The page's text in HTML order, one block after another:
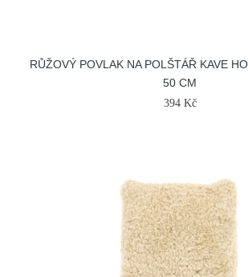
RŮŽOVÝ POVLAK NA POLŠTÁŘ KAVE
50 CM
394 Kč